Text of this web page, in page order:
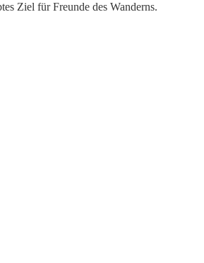
Ziel für Freunde des Wanderns.